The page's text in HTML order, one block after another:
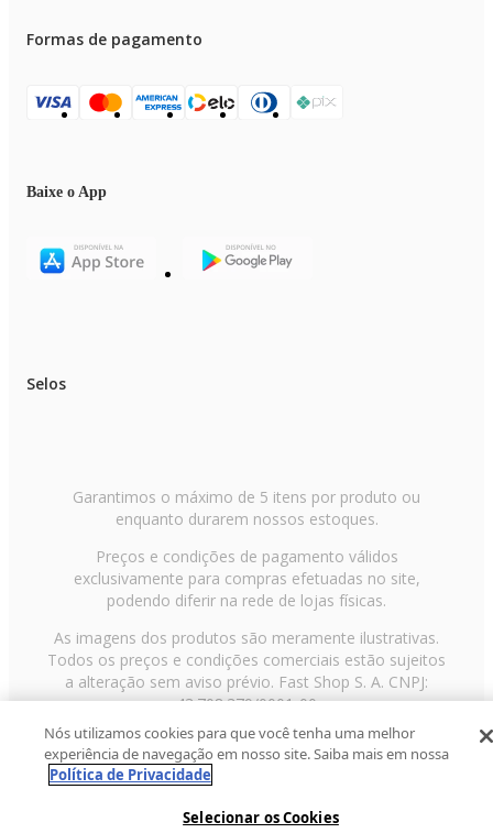
Formas de pagamento
Baixe o App
Selos
Garantimos o máximo de 5 itens por produto ou
enquanto durarem nossos estoques.
Preços e condições de pagamento válidos
exclusivamente para compras efetuadas no site,
podendo diferir na rede de lojas físicas.
As imagens dos produtos são meramente ilustrativas.
Todos os preços e condições comerciais estão sujeitos
a alteração sem aviso prévio. Fast Shop S. A. CNPJ:
43.708.379/0001-00
Avenida Zaki Narchi, nº 1650, sobreloja, Carandiru, São
Paulo/SP, CEP 02029-001, Telefone: 11 3003-3728 ©
2013 Fast Shop - Todos os direitos reservados
Nós utilizamos cookies para que você tenha uma melhor
experiência de navegação em nosso site. Saiba mais em nossa
Política de Privacidade
Selecionar os Cookies